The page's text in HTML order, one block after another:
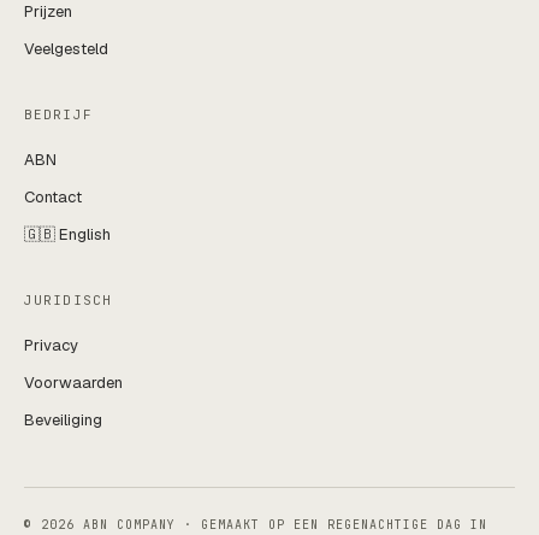
Prijzen
Veelgesteld
BEDRIJF
ABN
Contact
🇬🇧 English
JURIDISCH
Privacy
Voorwaarden
Beveiliging
© 2026 ABN COMPANY · GEMAAKT OP EEN REGENACHTIGE DAG IN